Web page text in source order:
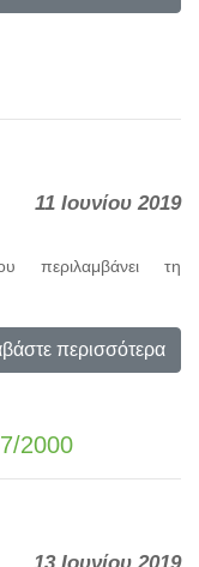
11 Ιουνίου 2019
τη
περισσότερα
2000